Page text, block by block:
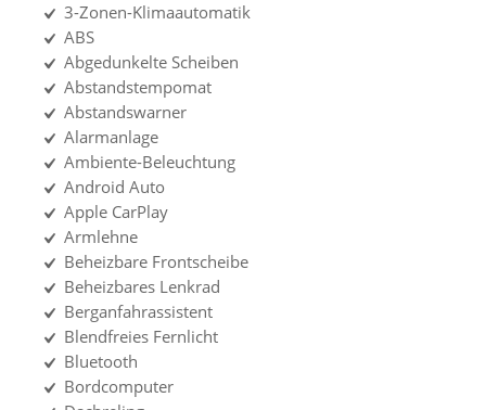
3-Zonen-Klimaautomatik
ABS
Abgedunkelte Scheiben
Abstandstempomat
Abstandswarner
Alarmanlage
Ambiente-Beleuchtung
Android Auto
Apple CarPlay
Armlehne
Beheizbare Frontscheibe
Beheizbares Lenkrad
Berganfahrassistent
Blendfreies Fernlicht
Bluetooth
Bordcomputer